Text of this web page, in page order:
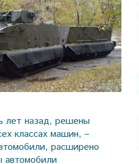
лет назад, решены
классах машин, –
расширено
автомобили